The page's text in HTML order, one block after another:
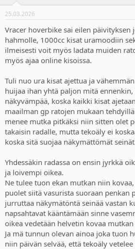
25.03.2026
Vracer hoverbike sai eilen päivityksen
hahmolle, 1000cc kisat uramoodiin
ilmeisesti voit myös ladata muiden
myös ajaa online kisoissa.
Tuli nuo ura kisat ajettua ja
huijaa ihan yhtä paljon mitä
näkyvämpää, koska kaikki kisat
maailman gp ratojen mukaan
menee mutka pitkäksi niin sitten olet
takaisin radalle, mutta tekoäly ei
koska sitä suojaa näkymättömät
Yhdessäkin radassa on ensin jyrkkä
ja loivempi oikea.
Ne tulee tuon ekan mutkan niin
puolet siitä vasurista suoraan penkan
jurruttaa näkymätöntä seinää vastan
napsahtavat kääntämään sinne
oikea vedetään helvetin kovaa
Ja mä tunnun olevan ainoa joka tuon
niin päivän selvää, että tekoäly